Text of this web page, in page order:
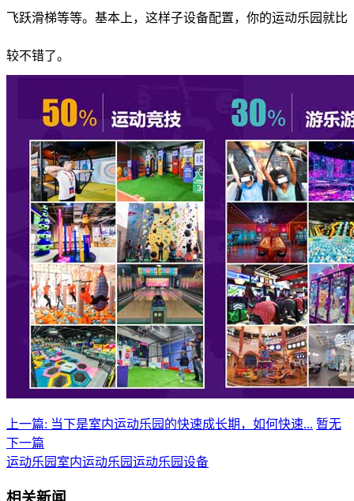
飞跃滑梯等等。基本上，这样子设备配置，你的运动乐园就比
较不错了。
上一篇: 当下是室内运动乐园的快速成长期，如何快速... 暂无
下一篇
运动乐园 室内运动乐园运动乐园设备
相关新闻